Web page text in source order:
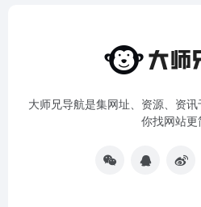
大师兄导航是集网址、资源、资
你找网站更